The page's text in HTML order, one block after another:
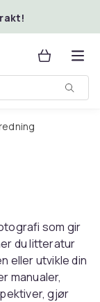
som gir
du litteratur
eller utvikle din
manualer,
gjør